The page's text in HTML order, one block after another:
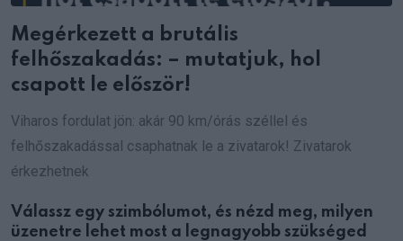
Megérkezett a brutális
felhőszakadás: – mutatjuk, hol
csapott le először!
Viharos fordulat jön: akár 90 km/órás széllel és
felhőszakadással csaphatnak le a zivatarok! Zivatarok
érkezhetnek
Válassz egy szimbólumot, és nézd meg, milyen
üzenetre lehet most a legnagyobb szükséged